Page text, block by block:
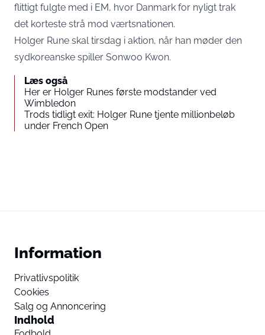
flittigt fulgte med i EM, hvor Danmark for nyligt trak
det korteste strå mod værtsnationen.
Holger Rune skal tirsdag i aktion, når han møder den
sydkoreanske spiller Sonwoo Kwon.
Læs også
Her er Holger Runes første modstander ved
Wimbledon
Trods tidligt exit: Holger Rune tjente millionbeløb
under French Open
Information
Privatlivspolitik
Cookies
Salg og Annoncering
Indhold